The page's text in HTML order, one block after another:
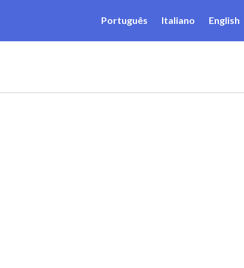
Português Italiano English